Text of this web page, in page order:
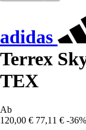
adidas
Terrex
TEX
Ab
120,00 € 77,11 € -36%